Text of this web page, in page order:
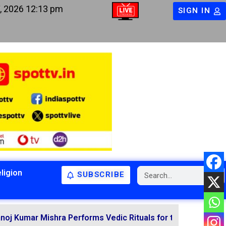
2026 12:13 pm SIGN IN
SUBSCRIBE
Performs Vedic Rituals for the Resolution of Various
LATEST NEWS
NATIONAL
RELIGION